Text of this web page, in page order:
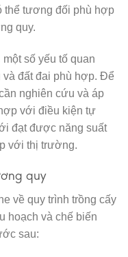
thể tương đối phù hợp
quy.
số yếu tố quan
và đất đai phù hợp. Để
nghiên cứu và áp
với điều kiện tự
đạt được năng suất
với thị trường.
quy
về quy trình trồng cấy
hoạch và chế biến
sau: